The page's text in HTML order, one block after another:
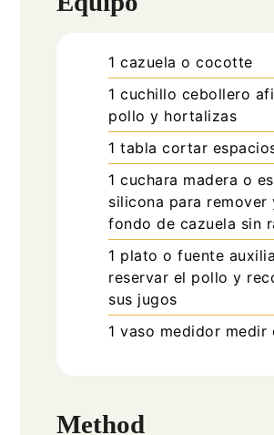
1 cazuela o cocotte
1 cuchillo cebollero
pollo y hortalizas
1 tabla cortar
1 cuchara madera o
silicona para remover
fondo de cazuela sin
1 plato o fuente
reservar el pollo y
sus jugos
1 vaso medidor medir
Method